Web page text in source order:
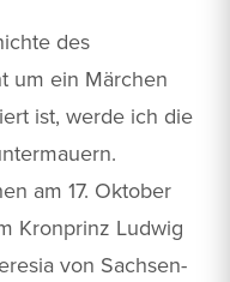
des
um ein Märchen
ist, werde ich die
am 17. Oktober
Kronprinz Ludwig
von Sachsen-